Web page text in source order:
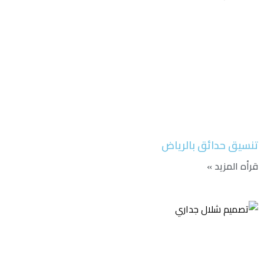
تنسيق حدائق بالرياض
قرأه المزيد »